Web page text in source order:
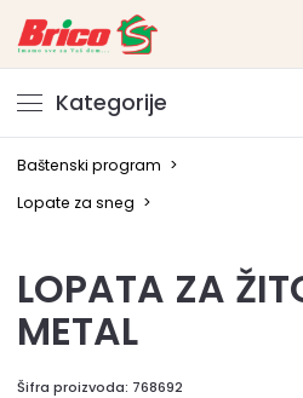
Kategorije
Baštenski program >
Lopate za sneg >
LOPATA ZA
METAL
Šifra proizvoda: 768692